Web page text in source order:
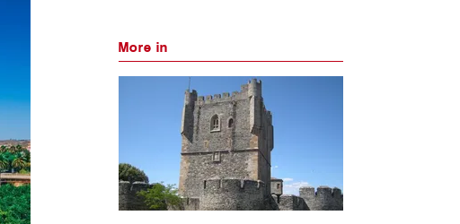
More in